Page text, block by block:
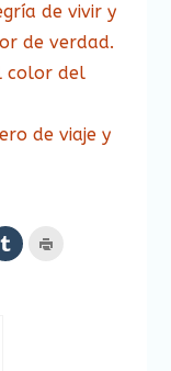
de vivir y
de verdad.
color del
de viaje y
Haz
clic